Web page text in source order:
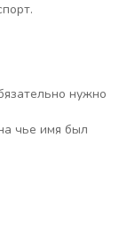
нужно
чье имя был